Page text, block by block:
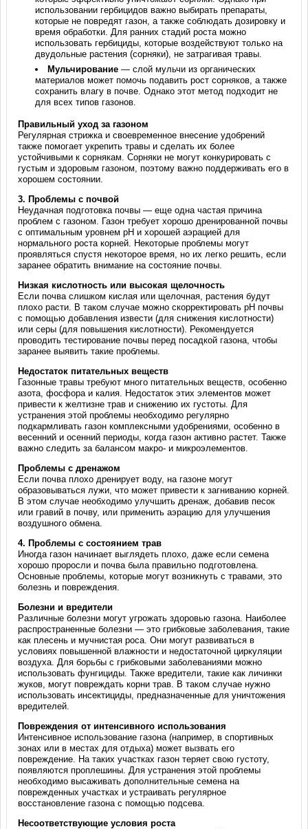
использовании гербицидов важно выбирать препараты,
которые не повредят газон, а также соблюдать дозировку и
время обработки. Для ранних стадий роста можно
использовать гербициды, которые воздействуют только на
двудольные растения (сорняки), не затрагивая травы.
Мульчирование — слой мульчи из органических
материалов может помочь подавить рост сорняков, а также
сохранить влагу в почве. Однако этот метод подходит не
для всех типов газонов.
Правильный уход за газоном
Регулярная стрижка и своевременное внесение удобрений
также помогает укрепить травы и сделать их более
устойчивыми к сорнякам. Сорняки не могут конкурировать с
густым и здоровым газоном, поэтому важно поддерживать его в
хорошем состоянии.
3. Проблемы с почвой
Неудачная подготовка почвы — еще одна частая причина
проблем с газоном. Газон требует хорошо дренированной почвы
с оптимальным уровнем pH и хорошей аэрацией для
нормального роста корней. Некоторые проблемы могут
проявляться спустя некоторое время, но их легко решить, если
заранее обратить внимание на состояние почвы.
Низкая кислотность или высокая щелочность
Если почва слишком кислая или щелочная, растения будут
плохо расти. В таком случае можно скорректировать pH почвы
с помощью добавления извести (для снижения кислотности)
или серы (для повышения кислотности). Рекомендуется
проводить тестирование почвы перед посадкой газона, чтобы
заранее выявить такие проблемы.
Недостаток питательных веществ
Газонные травы требуют много питательных веществ, особенно
азота, фосфора и калия. Недостаток этих элементов может
привести к желтизне трав и снижению их густоты. Для
устранения этой проблемы необходимо регулярно
подкармливать газон комплексными удобрениями, особенно в
весенний и осенний периоды, когда газон активно растет. Также
важно следить за балансом макро- и микроэлементов.
Проблемы с дренажом
Если почва плохо дренирует воду, на газоне могут
образовываться лужи, что может привести к загниванию корней.
В этом случае необходимо улучшить дренаж, добавив песок
или гравий в почву, или применить аэрацию для улучшения
воздушного обмена.
4. Проблемы с состоянием трав
Иногда газон начинает выглядеть плохо, даже если семена
хорошо проросли и почва была правильно подготовлена.
Основные проблемы, которые могут возникнуть с травами, это
болезнь и повреждения.
Болезни и вредители
Различные болезни могут угрожать здоровью газона. Наиболее
распространенные болезни — это грибковые заболевания, такие
как плесень и мучнистая роса. Они могут развиваться в
условиях повышенной влажности и недостаточной циркуляции
воздуха. Для борьбы с грибковыми заболеваниями можно
использовать фунгициды. Также вредители, такие как личинки
жуков, могут повреждать корни трав. В таком случае нужно
использовать инсектициды, предназначенные для уничтожения
вредителей.
Повреждения от интенсивного использования
Интенсивное использование газона (например, в спортивных
зонах или в местах для отдыха) может вызвать его
повреждение. На таких участках газон теряет свою густоту,
появляются проплешины. Для устранения этой проблемы
необходимо высаживать дополнительные семена на
поврежденных участках и устраивать регулярное
восстановление газона с помощью подсева.
Несоответствующие условия роста